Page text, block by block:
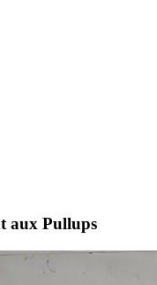
aux Pullups